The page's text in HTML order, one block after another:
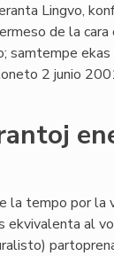
Lingvo,
de la cara
samtempe
2 junio
la tempo por la
ekvivalenta al